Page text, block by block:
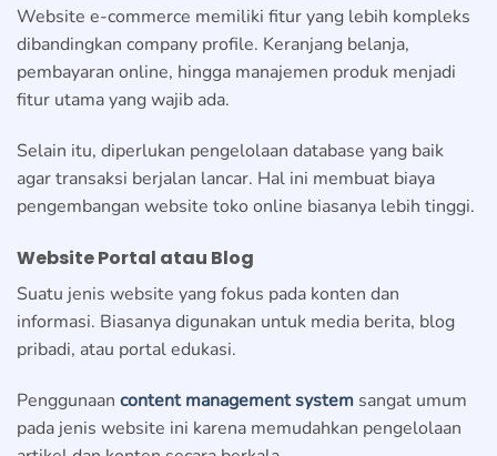
Website e-commerce memiliki fitur yang lebih kompleks
dibandingkan company profile. Keranjang belanja,
pembayaran online, hingga manajemen produk menjadi
fitur utama yang wajib ada.
Selain itu, diperlukan pengelolaan database yang baik
agar transaksi berjalan lancar. Hal ini membuat biaya
pengembangan website toko online biasanya lebih tinggi.
Website Portal atau Blog
Suatu jenis website yang fokus pada konten dan
informasi. Biasanya digunakan untuk media berita, blog
pribadi, atau portal edukasi.
Penggunaan content management system sangat umum
pada jenis website ini karena memudahkan pengelolaan